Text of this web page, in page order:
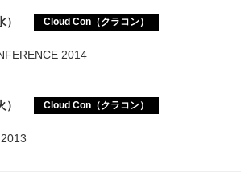
Cloud Con（クラコン）
2014
Cloud Con（クラコン）